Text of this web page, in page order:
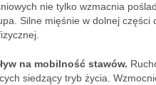
nie tylko wzmacnia
Silne mięśnie w dolnej części
na mobilność stawów.
siedzący tryb życia.